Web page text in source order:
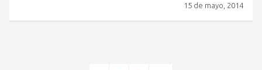
15 de mayo, 2014